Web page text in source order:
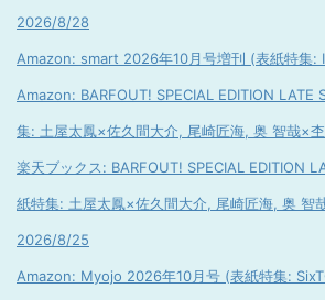
2026/8/28
Amazon: smart 2026年10月号増刊 (表紙特集
Amazon: BARFOUT! SPECIAL EDITION
集: 土屋太鳳×佐久間大介, 尾崎匠海, 奥 智哉×
楽天ブックス: BARFOUT! SPECIAL EDITION
紙特集: 土屋太鳳×佐久間大介, 尾崎匠海, 奥 智
2026/8/25
Amazon: Myojo 2026年10月号 (表紙特集: